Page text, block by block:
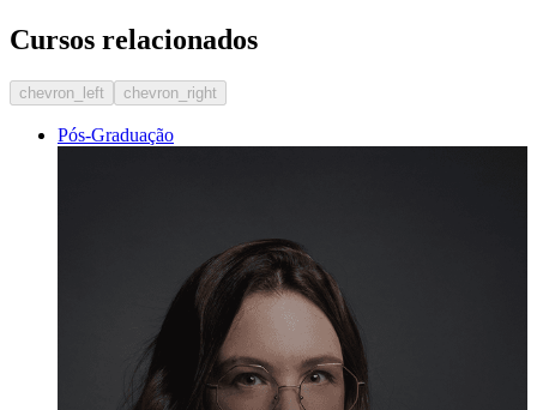
Cursos relacionados
chevron_left chevron_right
Pós-Graduação